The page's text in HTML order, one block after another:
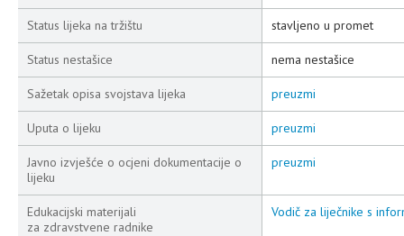
Status lijeka na tržištu stavljeno u promet
Status nestašice nema nestašice
Sažetak opisa svojstava lijeka preuzmi
Uputa o lijeku preuzmi
Javno izvješće o ocjeni dokumentacije o
lijeku
preuzmi
Edukacijski materijali
za zdravstvene radnike
Vodič za liječnike s